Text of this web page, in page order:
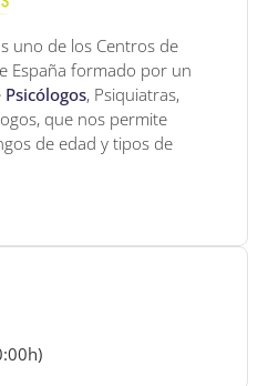
uno de los Centros de
España formado por un
Psicólogos, Psiquiatras,
que nos permite
de edad y tipos de